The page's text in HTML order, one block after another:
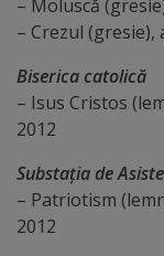
Dispoziții
– Moluscă
– Crezul
Biserica catolică
– Isus Cristos
2012
Substația de
– Patriotism
2012